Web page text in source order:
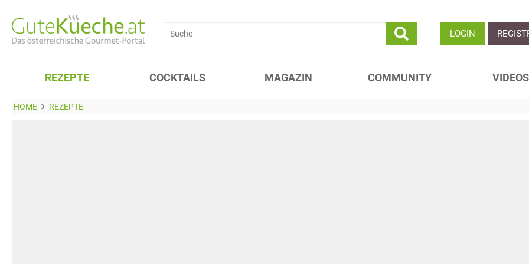
LOGIN
REZEPTE COCKTAILS MAGAZIN COMMUNITY VIDEOS
HOME REZEPTE